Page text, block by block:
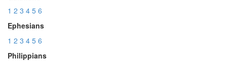
1 2 3 4 5 6
Ephesians
1 2 3 4 5 6
Philippians